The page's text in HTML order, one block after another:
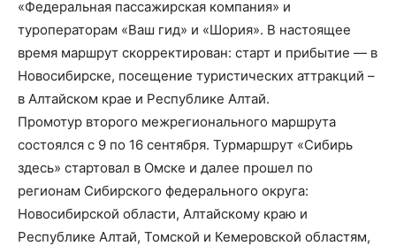
«Федеральная пассажирская компания» и
туроператорам «Ваш гид» и «Шория». В настоящее
время маршрут скорректирован: старт и прибытие — в
Новосибирске, посещение туристических аттракций –
в Алтайском крае и Республике Алтай.
Промотур второго межрегионального маршрута
состоялся с 9 по 16 сентября. Турмаршрут «Сибирь
здесь» стартовал в Омске и далее прошел по
регионам Сибирского федерального округа:
Новосибирской области, Алтайскому краю и
Республике Алтай, Томской и Кемеровской областям,